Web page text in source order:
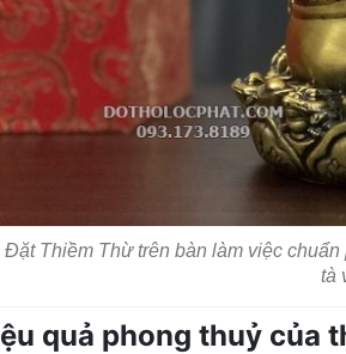
Đặt Thiềm Thừ trên bàn làm việc
tà
quả phong thuỷ của